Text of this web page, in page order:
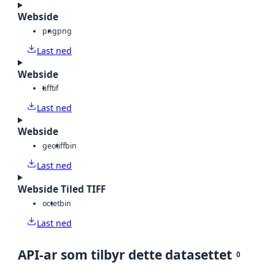
Webside
pngpng
Last ned
Webside
tifftif
Last ned
Webside
geotiffbin
Last ned
Webside Tiled TIFF
octetbin
Last ned
API-ar som tilbyr dette datasettet 0